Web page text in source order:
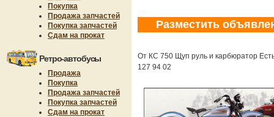
Покупка
Продажа запчастей
Покупка запчастей
Сдам на прокат
Ретро-автобусы
Продажа
Покупка
Продажа запчастей
Покупка запчастей
Сдам на прокат
Разместить
От КС 750 Щуп руль и карбюратор
127 94 02